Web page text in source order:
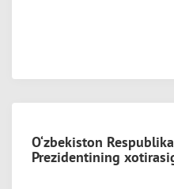
O‘zbekiston
Prezidentining